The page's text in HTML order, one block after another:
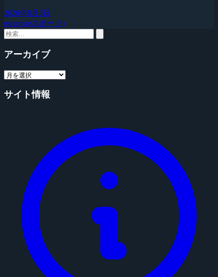
2026年8月3日
esports(eスポーツ)
アーカイブ
サイト情報